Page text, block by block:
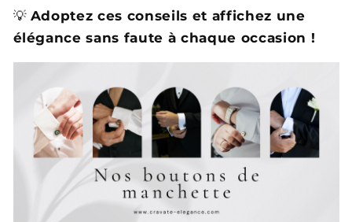
💡 Adoptez ces conseils et affichez une
élégance sans faute à chaque occasion !